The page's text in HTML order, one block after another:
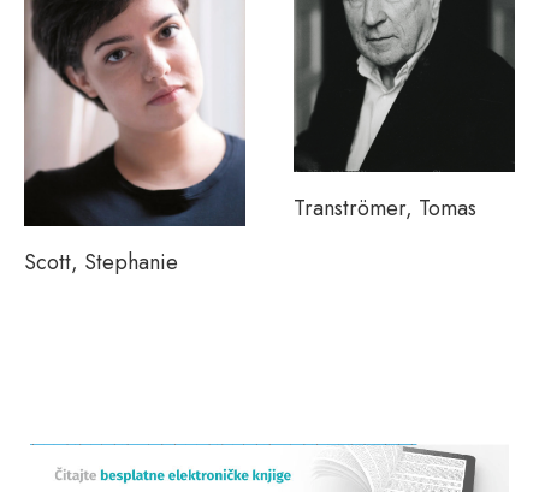
Scott, Stephanie
Tranströmer, Tomas